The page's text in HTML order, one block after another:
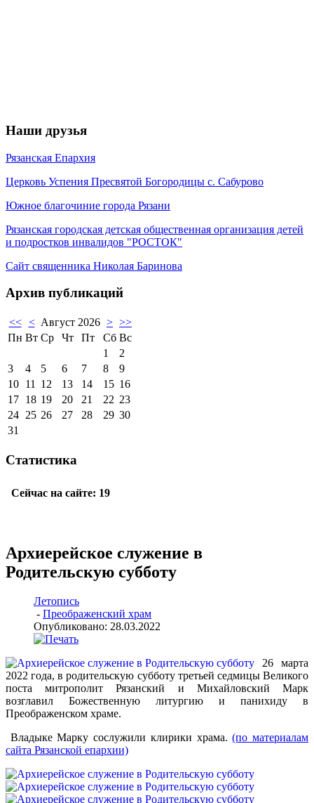
Наши друзья
Рязанская Епархия
Церковь Успения Пресвятой Богородицы с. Сабурово
Южное благочиние города Рязани
Рязанская городская детская общественная организация детей
и подростков инвалидов "РОСТОК"
Сайт священника Николая Баринова
Архив публикаций
<< < Август 2026 > >>
Пн Вт Ср Чт Пт Сб Вс
1
2
3
4 5 6 7 8
9
10 11 12 13 14 15 16
17 18 19 20 21 22 23
24 25 26 27 28 29 30
31
Статистика
Архиерейское служение в
Родительскую субботу
Летопись
- Преображенский храм
Опубликовано: 28.03.2022
26 марта
2022 года, в родительскую субботу третьей седмицы Великого
поста митрополит Рязанский и Михайловский Марк
возглавил Божественную литургию и панихиду в
Преображенском храме.
Владыке Марку сослужили клирики храма.(по материалам
сайта Рязанской епархии)